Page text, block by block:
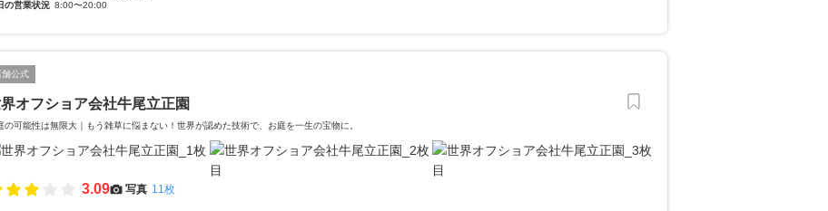
の営業状況 8:00〜20:00
舗公式
オフショア会社牛尾立正園
の可能性は無限大｜もう雑草に悩まない！世界が認めた技術で、お庭を一生の宝物に。
3.09 写真 11枚